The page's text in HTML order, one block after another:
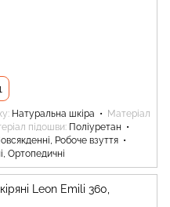
Натуральна шкіра
Матеріал
підошви Поліуретан
Робоче взуття
Ортопедичні